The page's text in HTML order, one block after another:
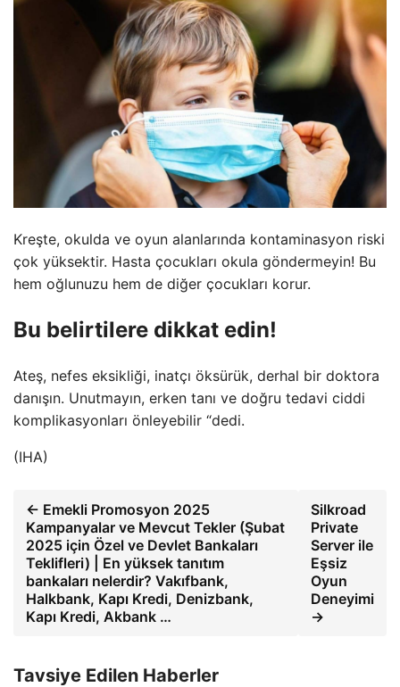
Kreşte, okulda ve oyun alanlarında kontaminasyon riski
çok yüksektir. Hasta çocukları okula göndermeyin! Bu
hem oğlunuzu hem de diğer çocukları korur.
Bu belirtilere dikkat edin!
Ateş, nefes eksikliği, inatçı öksürük, derhal bir doktora
danışın. Unutmayın, erken tanı ve doğru tedavi ciddi
komplikasyonları önleyebilir “dedi.
(IHA)
← Emekli Promosyon 2025
Kampanyalar ve Mevcut Tekler (Şubat
2025 için Özel ve Devlet Bankaları
Teklifleri) | En yüksek tanıtım
bankaları nelerdir? Vakıfbank,
Halkbank, Kapı Kredi, Denizbank,
Kapı Kredi, Akbank …
Silkroad
Private
Server ile
Eşsiz
Oyun
Deneyimi
→
Tavsiye Edilen Haberler